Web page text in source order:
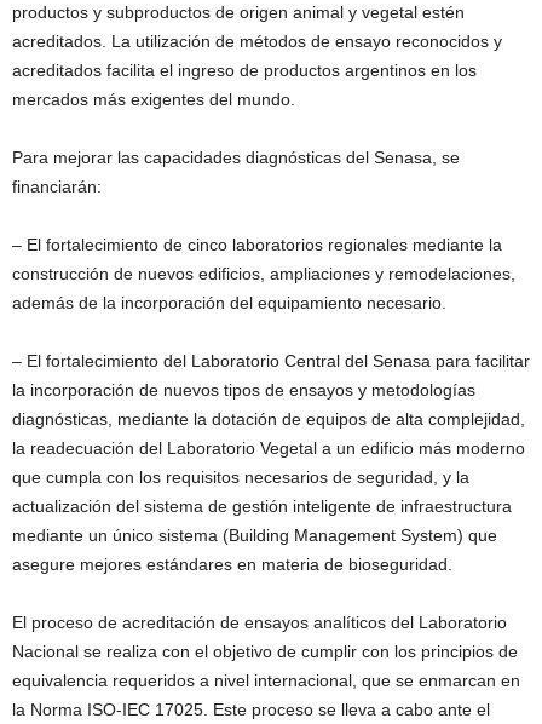
productos y subproductos de origen animal y vegetal estén
acreditados. La utilización de métodos de ensayo reconocidos y
acreditados facilita el ingreso de productos argentinos en los
mercados más exigentes del mundo.
Para mejorar las capacidades diagnósticas del Senasa, se
financiarán:
– El fortalecimiento de cinco laboratorios regionales mediante la
construcción de nuevos edificios, ampliaciones y remodelaciones,
además de la incorporación del equipamiento necesario.
– El fortalecimiento del Laboratorio Central del Senasa para facilitar
la incorporación de nuevos tipos de ensayos y metodologías
diagnósticas, mediante la dotación de equipos de alta complejidad,
la readecuación del Laboratorio Vegetal a un edificio más moderno
que cumpla con los requisitos necesarios de seguridad, y la
actualización del sistema de gestión inteligente de infraestructura
mediante un único sistema (Building Management System) que
asegure mejores estándares en materia de bioseguridad.
El proceso de acreditación de ensayos analíticos del Laboratorio
Nacional se realiza con el objetivo de cumplir con los principios de
equivalencia requeridos a nivel internacional, que se enmarcan en
la Norma ISO-IEC 17025. Este proceso se lleva a cabo ante el